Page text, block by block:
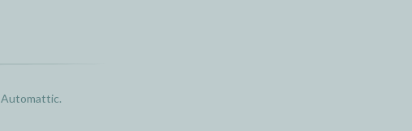
Automattic.